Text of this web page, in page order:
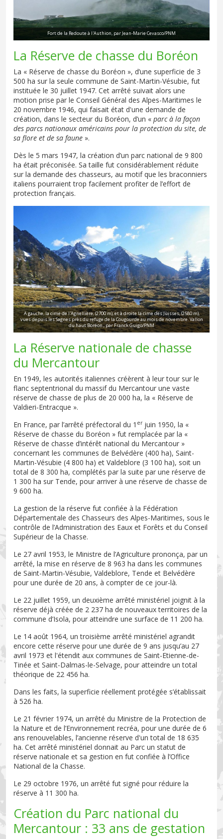
Fort de la Redoute à l'Authion, par Jean-Marie Cevasco/PNM
La Réserve de chasse du Boréon
La « Réserve de chasse du Boréon », d’une superficie de 3
500 ha sur la seule commune de Saint-Martin-Vésubie, fut
instituée le 30 juillet 1947. Cet arrêté suivait alors une
motion prise par le Conseil Général des Alpes-Maritimes le
20 novembre 1946, qui faisait état d'une demande de
création, dans le secteur du Boréon, d’un « parc à la façon
des parcs nationaux américains pour la protection du site, de
sa flore et de sa faune ».
Dès le 5 mars 1947, la création d’un parc national de 9 800
ha était préconisée. Sa taille fut considérablement réduite
sur la demande des chasseurs, au motif que les braconniers
italiens pourraient trop facilement profiter de l’effort de
protection français.
A gauche, la cime de l'Agnellière, (2700 m), et à droite la cime des Juisses, (2580 m),
vues depuis les Sagnes près du refuge de la Cougourde au mois de novembre. Vallon
du haut Boréon., par Franck Guigo/PNM
La Réserve nationale de chasse
du Mercantour
En 1949, les autorités italiennes créèrent à leur tour sur le
flanc septentrional du massif du Mercantour une vaste
réserve de chasse de plus de 20 000 ha, la « Réserve de
Valdieri-Entracque ».
En France, par l’arrêté préfectoral du 1 erjuin 1950, la «
Réserve de chasse du Boréon » fut remplacée par la «
Réserve de chasse d’intérêt national du Mercantour »
concernant les communes de Belvédère (400 ha), Saint-
Martin-Vésubie (4 800 ha) et Valdeblore (3 100 ha), soit un
total de 8 300 ha, complétés par la suite par une réserve de
1 300 ha sur Tende, pour arriver à une réserve de chasse de
9 600 ha.
La gestion de la réserve fut confiée à la Fédération
Départementale des Chasseurs des Alpes-Maritimes, sous le
contrôle de l’Administration des Eaux et Forêts et du Conseil
Supérieur de la Chasse.
Le 27 avril 1953, le Ministre de l’Agriculture prononça, par un
arrêté, la mise en réserve de 8 963 ha dans les communes
de Saint-Martin-Vésubie, Valdeblore, Tende et Belvédère
pour une durée de 20 ans, à compter de ce jour-là.
Le 22 juillet 1959, un deuxième arrêté ministériel joignit à la
réserve déjà créée de 2 237 ha de nouveaux territoires de la
commune d’Isola, pour atteindre une surface de 11 200 ha.
Le 14 août 1964, un troisième arrêté ministériel agrandit
encore cette réserve pour une durée de 9 ans jusqu’au 27
avril 1973 et l'étendit aux communes de Saint-Etienne-de-
Tinée et Saint-Dalmas-le-Selvage, pour atteindre un total
théorique de 22 456 ha.
Dans les faits, la superficie réellement protégée s’établissait
à 526 ha.
Le 21 février 1974, un arrêté du Ministre de la Protection de
la Nature et de l’Environnement recréa, pour une durée de 6
ans renouvelables, l’ancienne réserve d'un total de 18 635
ha. Cet arrêté ministériel donnait au Parc un statut de
réserve nationale et sa gestion en fut confiée à l’Office
National de la Chasse.
Le 29 octobre 1976, un arrêté fut signé pour réduire la
réserve à 11 300 ha.
Création du Parc national du
Mercantour : 33 ans de gestation